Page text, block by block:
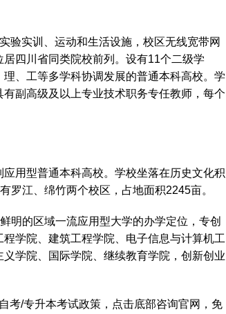
验实训、运动和生活设施，校区无线宽带网
四川省同类院校前列。设有11个二级学
、工等多学科协调发展的普通本科高校。学
副高级及以上专业技术职务专任教师，每个
用型普通本科高校。学校坐落在历史文化积
罗江、绵竹两个校区，占地面积2245亩。
明的区域一流应用型大学的办学定位，专创
学院、建筑工程学院、电子信息与计算机工
学院、国际学院、继续教育学院，创新创业
考/专升本考试政策，点击底部咨询官网，免